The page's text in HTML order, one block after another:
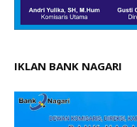
IKLAN BANK NAGARI